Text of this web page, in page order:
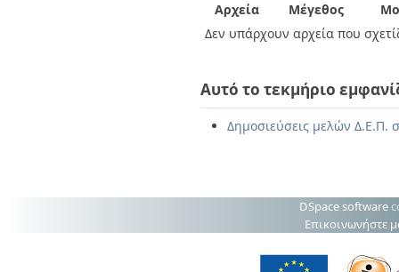
Αρχεία Μέγεθος
Δεν υπάρχουν αρχεία που
Αυτό το τεκμήριο
Δημοσιεύσεις μελών Δ.Ε.Π.
DSpace software
Επικοινωνήστε